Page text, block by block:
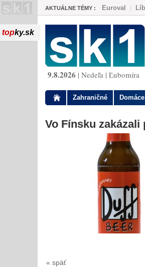
topky.sk
AKTUÁLNE TÉMY : Euroval
9.8.2026 | Nedeľa | Ľubomíra
Zahraničné Domáce
Vo Fínsku
« späť